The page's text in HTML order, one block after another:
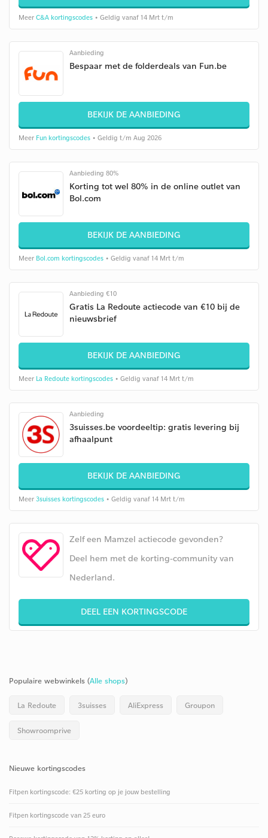
Meer C&A kortingscodes • Geldig vanaf 14 Mrt t/m
Aanbieding
Bespaar met de folderdeals van Fun.be
BEKIJK DE AANBIEDING
Meer Fun kortingscodes • Geldig t/m Aug 2026
Aanbieding 80%
Korting tot wel 80% in de online outlet van
Bol.com
BEKIJK DE AANBIEDING
Meer Bol.com kortingscodes • Geldig vanaf 14 Mrt t/m
Aanbieding €10
Gratis La Redoute actiecode van €10 bij de
nieuwsbrief
BEKIJK DE AANBIEDING
Meer La Redoute kortingscodes • Geldig vanaf 14 Mrt t/m
Aanbieding
3suisses.be voordeeltip: gratis levering bij
afhaalpunt
BEKIJK DE AANBIEDING
Meer 3suisses kortingscodes • Geldig vanaf 14 Mrt t/m
Zelf een Mamzel actiecode gevonden?
Deel hem met de korting-community van
Nederland.
DEEL EEN KORTINGSCODE
Populaire webwinkels (Alle shops)
La Redoute 3suisses AliExpress Groupon
Showroomprive
Nieuwe kortingscodes
Fitpen kortingscode: €25 korting op je jouw bestelling
Fitpen kortingscode van 25 euro